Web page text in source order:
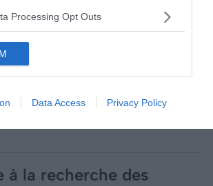
Processing Opt Outs
Data Access Privacy Policy
pendant le Carnaval de Venise
à faire pour comprendre l'histoire du
!
à la recherche des